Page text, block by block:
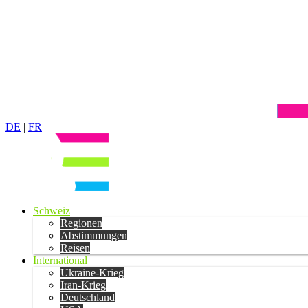
DE | FR
Schweiz
Regionen
Abstimmungen
Reisen
International
Ukraine-Krieg
Iran-Krieg
Deutschland